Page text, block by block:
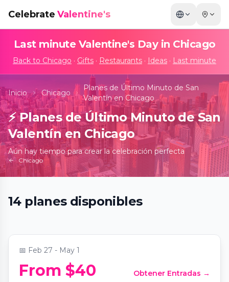
Celebrate Valentine's
Last minute Valentine's Day in Chicago
Back to Chicago · Gifts · Restaurants · Ideas · Last minute
Inicio Chicago
Planes de Último Minuto de San
Valentín en Chicago
⚡ Planes de Último Minuto de San
Valentín en Chicago
Aún hay tiempo para crear la celebración perfecta
Chicago
14 planes disponibles
Bunny
📅 Feb 27 - May 1
From $40 Obtener Entradas →
Candlelight: Tribute to The Beatles